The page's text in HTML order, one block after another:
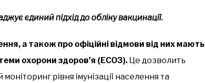
єдиний підхід до обліку вакцинації.
а також про офіційні відмови від них мають
охорони здоров’я (ЕСОЗ). Це дозволить
рівня імунізації населення та